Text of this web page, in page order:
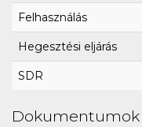
Felhasználás
Hegesztési eljárás
SDR
Dokumentumok